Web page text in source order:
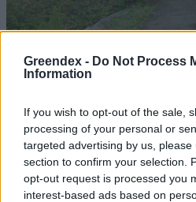
Greendex - Do Not Process
Information
If you wish to opt-out of the sale,
processing of your personal or
targeted advertising by us,
section to confirm your selection.
opt-out request is processed you
interest-based ads based on
Magyarország tele van gyönyörű
is. A jó idő beköszöntével érdemes